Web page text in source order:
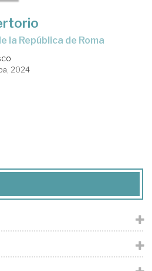
la República de Roma
2024